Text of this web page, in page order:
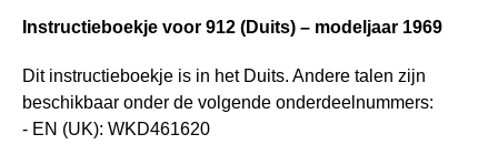
Instructieboekje voor 912 (Duits) – modeljaar 1969
Dit instructieboekje is in het Duits. Andere talen zijn
beschikbaar onder de volgende onderdeelnummers:
- EN (UK): WKD461620